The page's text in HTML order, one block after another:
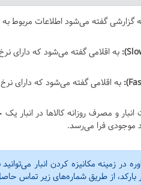
گزارشی گفته می‌شود اطلاعات مربوط به
به اقلامی گفته می‌شود که دارای
به اقلامی گفته می‌شود که دارای
و مصرف روزانه کالاها در انبار
موجودی فرا می‌رسد.
در زمینه مکانیزه کردن انبار
بارکد، از طریق شماره‌های زیر تماس